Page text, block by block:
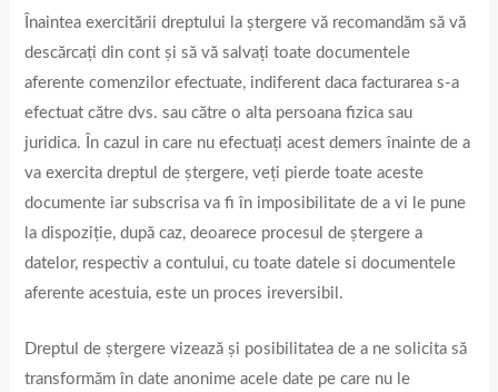
Înaintea exercitării dreptului la ștergere vă recomandăm să vă
descărcați din cont și să vă salvați toate documentele
aferente comenzilor efectuate, indiferent daca facturarea s-a
efectuat către dvs. sau către o alta persoana fizica sau
juridica. În cazul in care nu efectuați acest demers înainte de a
va exercita dreptul de ștergere, veți pierde toate aceste
documente iar subscrisa va fi în imposibilitate de a vi le pune
la dispoziție, după caz, deoarece procesul de ștergere a
datelor, respectiv a contului, cu toate datele si documentele
aferente acestuia, este un proces ireversibil.
Dreptul de ștergere vizează și posibilitatea de a ne solicita să
transformăm în date anonime acele date pe care nu le